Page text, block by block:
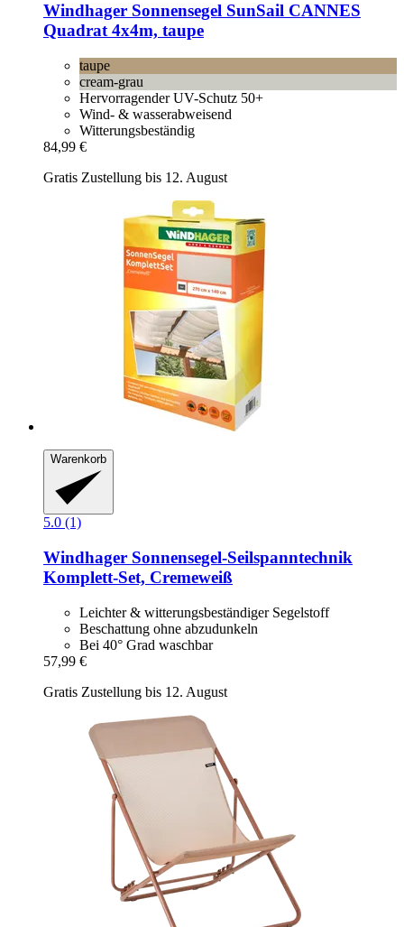
Windhager Sonnensegel SunSail CANNES
Quadrat 4x4m, taupe
taupe
cream-grau
Hervorragender UV-Schutz 50+
Wind- & wasserabweisend
Witterungsbeständig
84,99 €
Gratis Zustellung bis 12. August
Warenkorb
5.0 (1)
Windhager Sonnensegel-​Seilspanntechnik
Komplett-​Set, Cremeweiß
Leichter & witterungsbeständiger Segelstoff
Beschattung ohne abzudunkeln
Bei 40° Grad waschbar
57,99 €
Gratis Zustellung bis 12. August